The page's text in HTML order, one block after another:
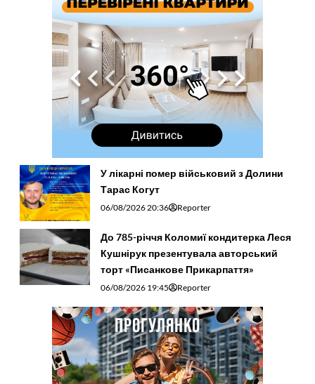
У лікарні помер військовий з Долини
Тарас Когут
06/08/2026 20:36 Reporter
До 785-річчя Коломиї кондитерка Леся
Кушнірук презентувала авторський
торт «Писанкове Прикарпаття»
06/08/2026 19:45 Reporter